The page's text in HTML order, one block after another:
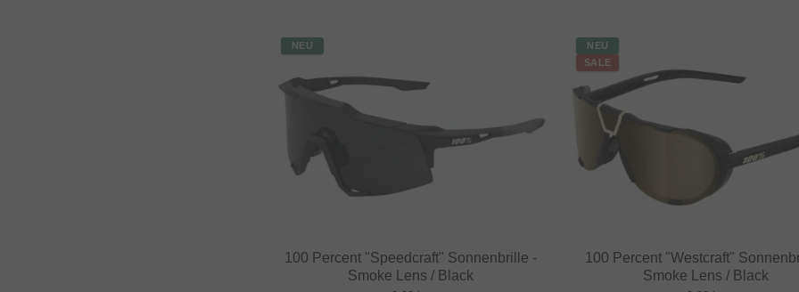
NEU
100 Percent "Speedcraft" Sonnenbrille -
Smoke Lens / Black
NEU
SALE
100 Percent "Westcraft"
Smoke Lens / Black